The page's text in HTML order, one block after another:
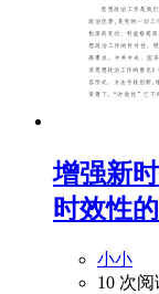
增强新
时效性
小小
10 次阅